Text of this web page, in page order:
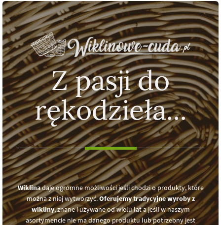
Z pasji do
rękodzieła...
Wiklinadaje ogromne możliwości jeśli chodzi o produkty, które
można z niej wytworzyć.Oferujemy tradycyjne wyroby z
wikliny, znane i używane od wielu lat a jeśli w naszym
asortymencie nie ma danego produktu lub potrzebny jest